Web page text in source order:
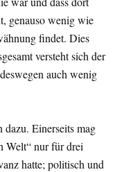
genauso wenig wie
findet. Dies
versteht sich der
auch wenig
Einerseits mag
Welt“ nur für drei
hatte; politisch und